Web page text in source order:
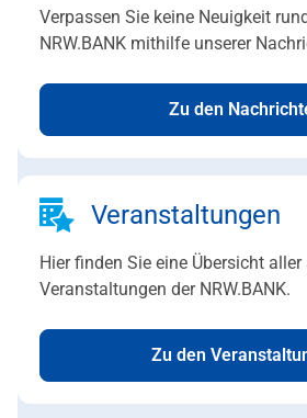
Verpassen Sie keine Neuigkeit
NRW.BANK mithilfe unserer
Zu den
Veranstaltungen
Hier finden Sie eine Übersicht
Veranstaltungen der NRW.BANK.
Zu den